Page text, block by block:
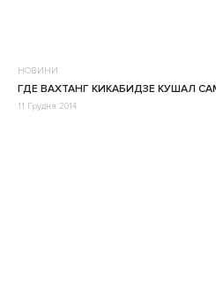
НОВИНИ
ГДЕ ВАХТАНГ КИКАБИДЗЕ КУШАЛ
11 Грудня 2014